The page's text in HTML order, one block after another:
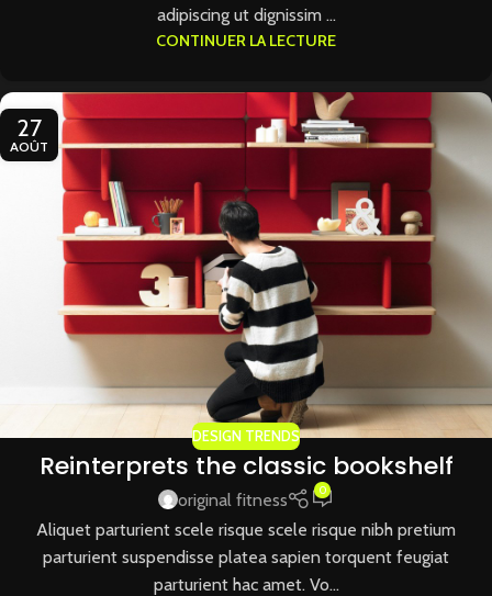
adipiscing ut dignissim ...
CONTINUER LA LECTURE
27
AOÛT
DESIGN TRENDS
Reinterprets the classic bookshelf
original fitness 0
Aliquet parturient scele risque scele risque nibh pretium
parturient suspendisse platea sapien torquent feugiat
parturient hac amet. Vo...